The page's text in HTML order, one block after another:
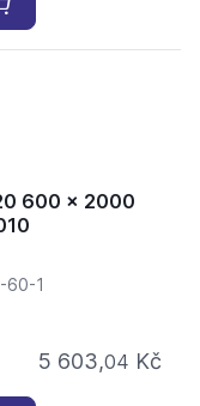
600 x 2000
60-1
5 603,04 Kč